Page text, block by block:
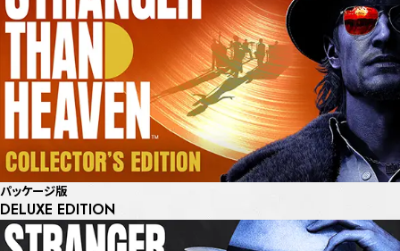
パッケージ版
DELUXE EDITION